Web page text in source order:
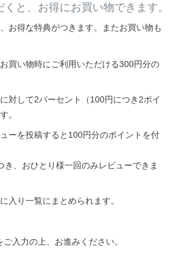
と、お得にお買い物できます。
お得な特典がつきます。またお買い物も
買い物時にご利用いただける300円分の
対して2パーセント（100円につき2ポイ
。
ーを投稿すると100円分のポイントを付
き、おひとり様一回のみレビューできま
入り一覧にまとめられます。
入力の上、お進みください。